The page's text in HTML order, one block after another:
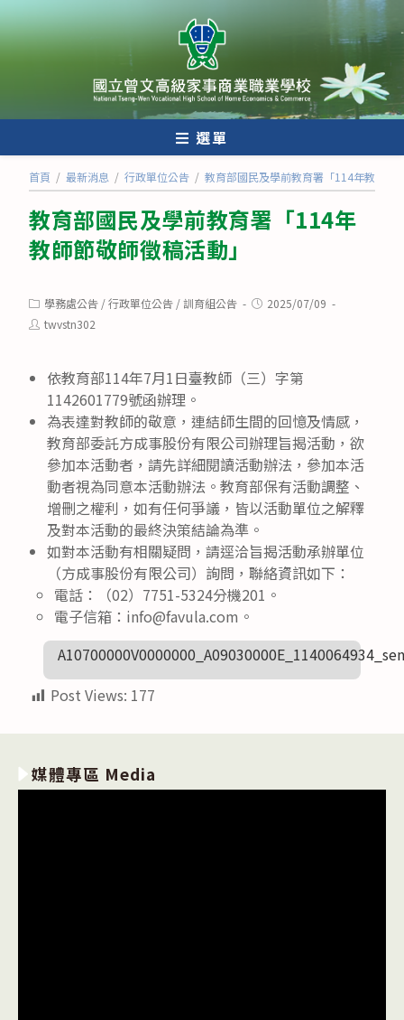
跳
轉
至
內
選單
首頁 / 最新消息 / 行政單位公告 / 教育部國民及學前教育署「114年教師節
教育部國民及學前教育署「114年
教師節敬師徵稿活動」
Post
category:
學務處公告 /行政單位公告 /訓育組公告
Post2025/07/09
Posttwvstn302
依教育部114年7月1日臺教師（三）字第
1142601779號函辦理。
為表達對教師的敬意，連結師生間的回憶及情感，
教育部委託方成事股份有限公司辦理旨揭活動，欲
參加本活動者，請先詳細閱讀活動辦法，參加本活
動者視為同意本活動辦法。教育部保有活動調整、
增刪之權利，如有任何爭議，皆以活動單位之解釋
及對本活動的最終決策結論為準。
如對本活動有相關疑問，請逕洽旨揭活動承辦單位
（方成事股份有限公司）詢問，聯絡資訊如下：
電話：（02）7751-5324分機201。
電子信箱：info@favula.com。
Post Views: 177
媒體專區 Media